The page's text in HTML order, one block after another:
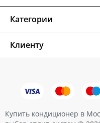
Категории
Клиенту
Купить кондиционер в